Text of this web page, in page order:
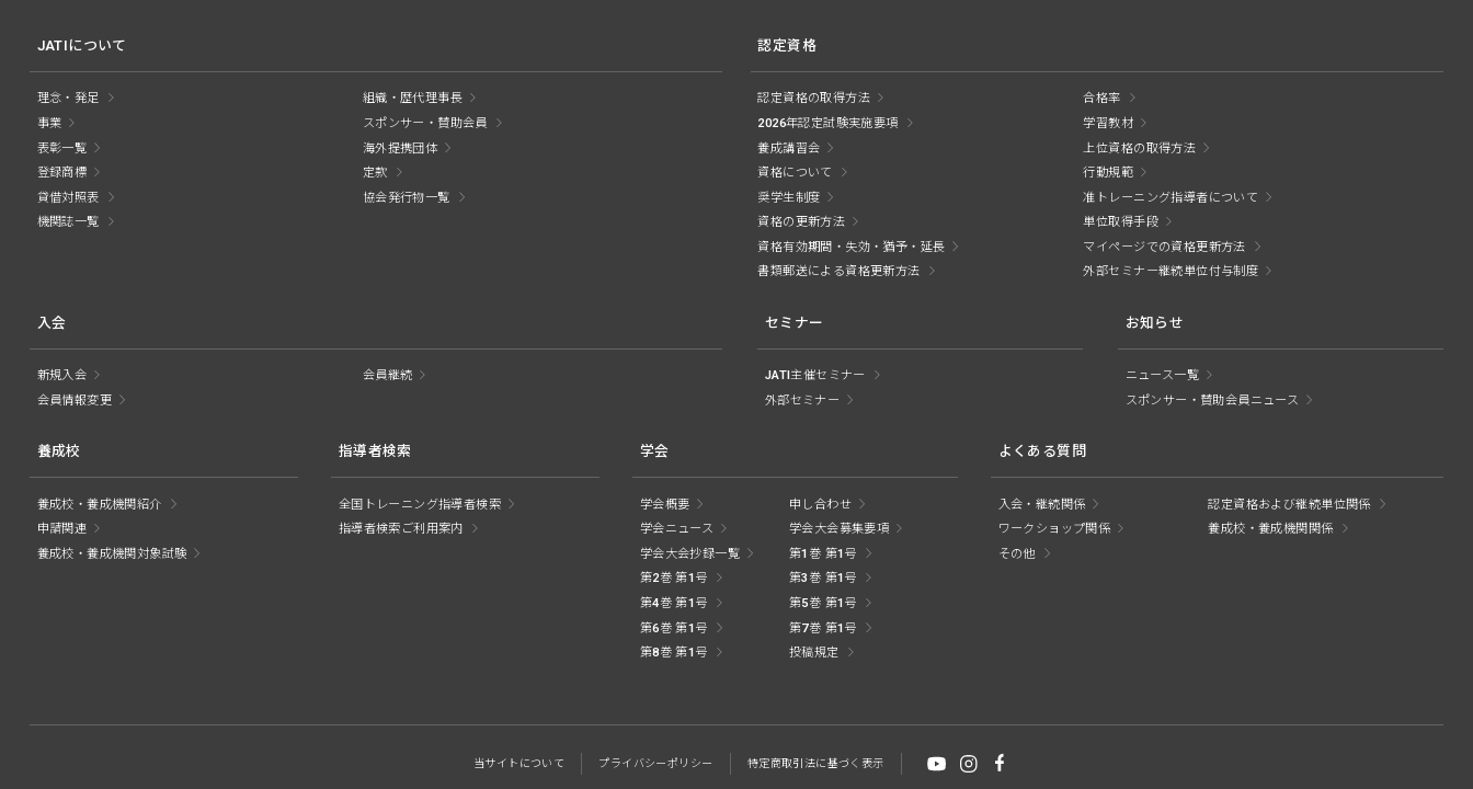
JATIについて
理念・発足
組織・歴代理事長
事業
スポンサー・賛助会員
表彰一覧
海外提携団体
登録商標
定款
貸借対照表
協会発行物一覧
機関誌一覧
認定資格
認定資格の取得方法
合格率
2026年認定試験実施要項
学習教材
養成講習会
上位資格の取得方法
資格について
行動規範
奨学生制度
准トレーニング指導者について
資格の更新方法
単位取得手段
資格有効期間・失効・猶予・延長
マイページでの資格更新方法
書類郵送による資格更新方法
外部セミナー継続単位付与制度
入会
新規入会
会員継続
会員情報変更
セミナー
JATI主催セミナー
外部セミナー
お知らせ
ニュース一覧
スポンサー・賛助会員ニュース
養成校
養成校・養成機関紹介
申請関連
養成校・養成機関対象試験
指導者検索
全国トレーニング指導者検索
指導者検索ご利用案内
学会
学会概要
申し合わせ
学会ニュース
学会大会募集要項
学会大会抄録一覧
第1巻 第1号
第2巻 第1号
第3巻 第1号
第4巻 第1号
第5巻 第1号
第6巻 第1号
第7巻 第1号
第8巻 第1号
投稿規定
よくある質問
入会・継続関係
認定資格および継続単位関係
ワークショップ関係
養成校・養成機関関係
その他
当サイトについて プライバシーポリシー 特定商取引法に基づく表示